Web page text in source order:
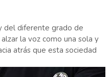
del diferente grado de
la voz como una sola y
atrás que esta sociedad